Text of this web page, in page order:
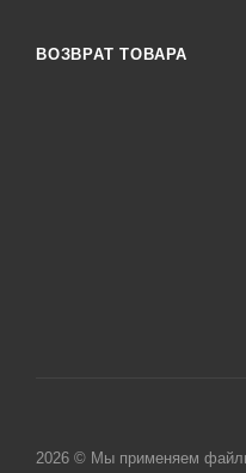
ВОЗВРАТ ТОВАРА
2026 © Мы применяем файлы